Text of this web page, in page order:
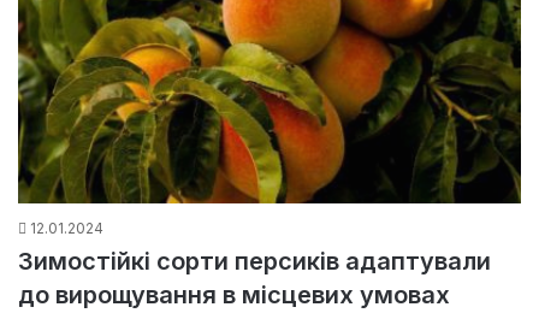
12.01.2024
Зимостійкі сорти персиків адаптували
до вирощування в місцевих умовах